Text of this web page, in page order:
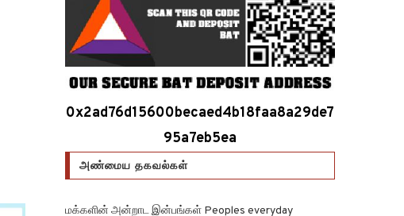
0x2ad76d15600becaed4b18faa8a29de7
95a7eb5ea
அண்மைய தகவல்கள்
மக்களின் அன்றாட இன்பங்கள் Peoples everyday